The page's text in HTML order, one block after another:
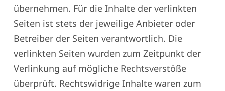
übernehmen. Für die Inhalte der verlinkten
Seiten ist stets der jeweilige Anbieter oder
Betreiber der Seiten verantwortlich. Die
verlinkten Seiten wurden zum Zeitpunkt der
Verlinkung auf mögliche Rechtsverstöße
überprüft. Rechtswidrige Inhalte waren zum